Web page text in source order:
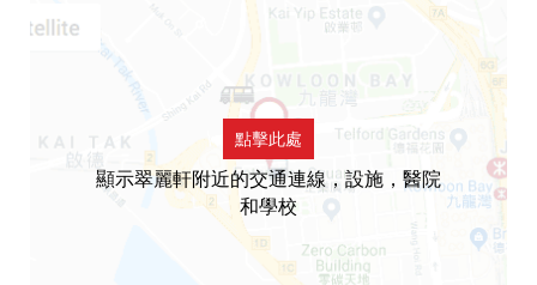
點擊此處
顯示翠麗軒附近的交通連線，設施，醫院
和學校